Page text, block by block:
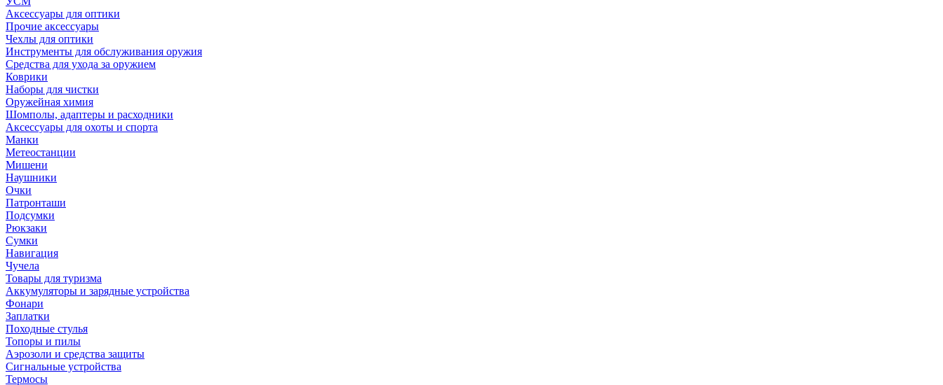
Аксессуары для оптики
Прочие аксессуары
Чехлы для оптики
Инструменты для обслуживания оружия
Средства для ухода за оружием
Коврики
Наборы для чистки
Оружейная химия
Шомполы, адаптеры и расходники
Аксессуары для охоты и спорта
Манки
Метеостанции
Мишени
Наушники
Очки
Патронташи
Подсумки
Рюкзаки
Сумки
Навигация
Чучела
Товары для туризма
Аккумуляторы и зарядные устройства
Фонари
Заплатки
Походные стулья
Топоры и пилы
Аэрозоли и средства защиты
Сигнальные устройства
Термосы